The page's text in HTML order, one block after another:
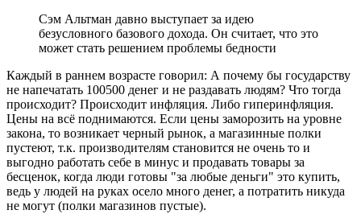
Сэм Альтман давно выступает за идею
безусловного базового дохода. Он считает, что это
может стать решением проблемы бедности
Каждый в раннем возрасте говорил: А почему бы государству
не напечатать 100500 денег и не раздавать людям? Что тогда
происходит? Происходит инфляция. Либо гиперинфляция.
Цены на всё поднимаются. Если цены заморозить на уровне
закона, то возникает черный рынок, а магазинные полки
пустеют, т.к. производителям становится не очень то и
выгодно работать себе в минус и продавать товары за
бесценок, когда люди готовы "за любые деньги" это купить,
ведь у людей на руках осело много денег, а потратить никуда
не могут (полки магазинов пустые).